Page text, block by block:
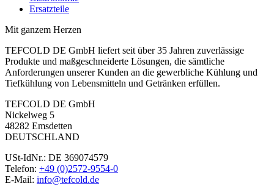
Ersatzteile
Mit ganzem Herzen
TEFCOLD DE GmbH liefert seit über 35 Jahren zuverlässige
Produkte und maßgeschneiderte Lösungen, die sämtliche
Anforderungen unserer Kunden an die gewerbliche Kühlung und
Tiefkühlung von Lebensmitteln und Getränken erfüllen.
TEFCOLD DE GmbH
Nickelweg 5
48282 Emsdetten
DEUTSCHLAND
USt-IdNr.: DE 369074579
Telefon: +49 (0)2572-9554-0
E-Mail: info@tefcold.de